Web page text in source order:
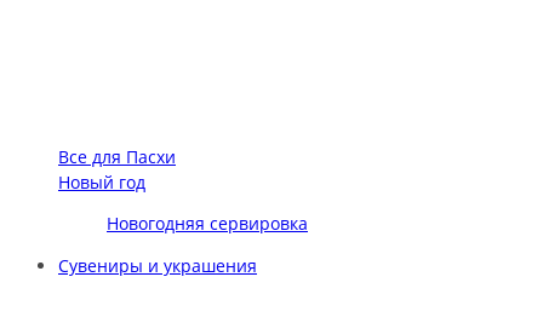
Все для Пасхи
Новый год
Новогодняя сервировка
Сувениры и украшения